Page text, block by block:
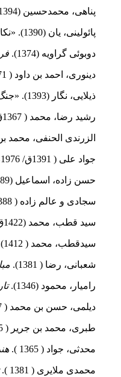
پناهی، محمدحسین (1394). «توسعهٔ فرهنگی ضرورت توسعه اقتصادی، اجتماعی و سیاسی».
پائولینی، یان (1390). «نکاتی دربارهٔ کتاب‌های قصص الانبیا در منابع اسلامی». مترجم: مهرداد عباسی، راحله نوشاوند. مجلهٔ
دوبوئی گراویه (1374).
دینوری، احمد بن داود ( 1371ش).
ذیلایی، نگار (1393). «جنگ نزد عرب دورهٔ جاهلی».
رشید رضا، محمد ( 1367ق).
الزرندی الحنفی، محمد بن
جواد علی ( 1391ق/ 1976م).
حسن زاده، اسماعیل (1389). ماهنامهٔ تخصصی کتاب ماه جغرافیا و تاریخ، ش 144. صص9-2.
سجادی و عالم زاده ( 1388 ).
سید قطب، محمد (1422ق/2001م).
سیدقطب، محمد ( 1412).
شعبانی، رضا ( 1381).
رامیار، محمود (1346).
دیلمی، حسن بن محمد ( 137هش/1412ق).
طبری، محمد بن جریر ( 1375ش).
محدثی، جواد ( 1365 ).
محمدی ملایری ( 1381 ).